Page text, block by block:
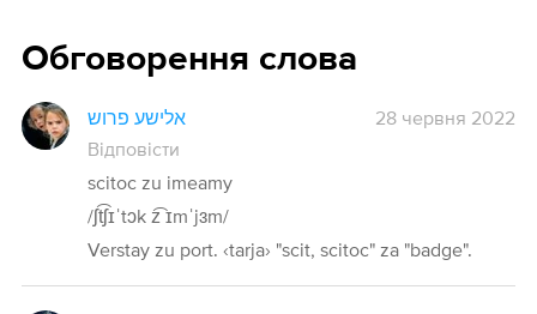
Обговорення слова
אלישע פרוש
28 червня 2022
Відповісти
scitoc zu imeamy
/ʃt͡ʃɪˈtɔk z͡ ɪmˈjɜm/
Verstay zu port. ‹tarja› "scit, scitoc" za "badge".